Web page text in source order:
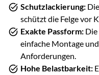
Schutzlackierung:
schützt die Felge vor
Exakte Passform:
einfache Montage
Anforderungen.
Hohe Belastbarkeit: